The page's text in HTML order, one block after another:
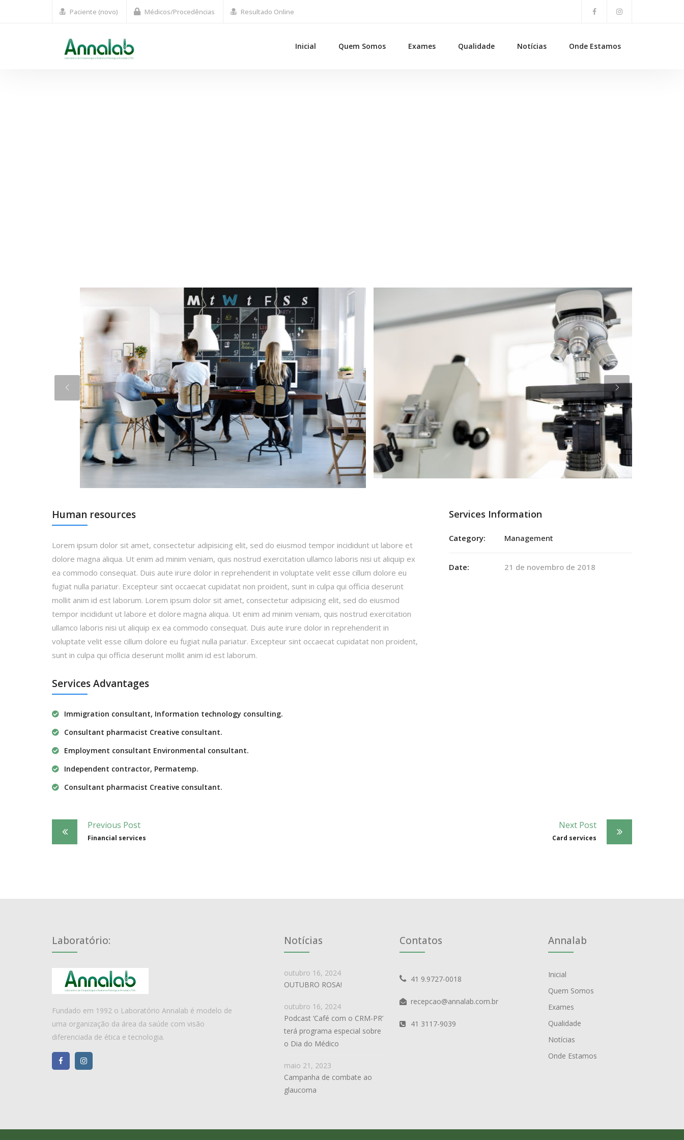
Paciente (novo) Médicos/Procedências Resultado Online
Inicial Quem Somos Exames Qualidade Notícias Onde Estamos
Human resources
Lorem ipsum dolor sit amet, consectetur adipisicing elit, sed do eiusmod tempor incididunt ut labore et
dolore magna aliqua. Ut enim ad minim veniam, quis nostrud exercitation ullamco laboris nisi ut aliquip ex
ea commodo consequat. Duis aute irure dolor in reprehenderit in voluptate velit esse cillum dolore eu
fugiat nulla pariatur. Excepteur sint occaecat cupidatat non proident, sunt in culpa qui officia deserunt
mollit anim id est laborum. Lorem ipsum dolor sit amet, consectetur adipisicing elit, sed do eiusmod
tempor incididunt ut labore et dolore magna aliqua. Ut enim ad minim veniam, quis nostrud exercitation
ullamco laboris nisi ut aliquip ex ea commodo consequat. Duis aute irure dolor in reprehenderit in
voluptate velit esse cillum dolore eu fugiat nulla pariatur. Excepteur sint occaecat cupidatat non proident,
sunt in culpa qui officia deserunt mollit anim id est laborum.
Services Advantages
Immigration consultant, Information technology consulting.
Consultant pharmacist Creative consultant.
Employment consultant Environmental consultant.
Independent contractor, Permatemp.
Consultant pharmacist Creative consultant.
Services Information
Category: Management
Date: 21 de novembro de 2018
Post
navigation
Previous Post
Financial services
Next Post
Card services
Laboratório:
Fundado em 1992 o Laboratório Annalab é modelo de
uma organização da área da saúde com visão
diferenciada de ética e tecnologia.
Notícias
outubro 16, 2024
OUTUBRO ROSA!
outubro 16, 2024
Podcast ‘Café com o CRM-PR’
terá programa especial sobre
o Dia do Médico
maio 21, 2023
Campanha de combate ao
glaucoma
Contatos
41 9.9727-0018
recepcao@annalab.com.br
41 3117-9039
Annalab
Inicial
Quem Somos
Exames
Qualidade
Notícias
Onde Estamos